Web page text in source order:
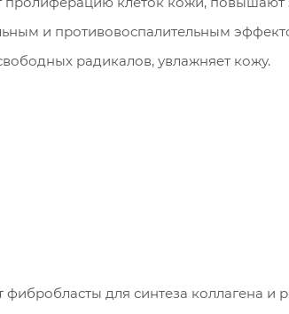
и противовоспалительным
радикалов, увлажняет кожу.
фибробласты для синтеза коллагена и